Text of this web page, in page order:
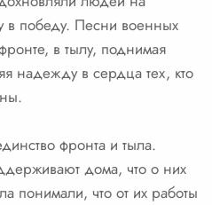
в победу. Песни военных
в тылу, поднимая
надежду в сердца тех, кто
фронта и тыла.
дома, что о них
понимали, что от их работы